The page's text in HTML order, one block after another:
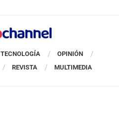
TECNOLOGÍA
OPINIÓN
REVISTA MULTIMEDIA